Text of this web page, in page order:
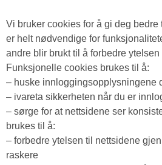
Vi bruker cookies for å gi deg
er helt nødvendige for
andre blir brukt til å forbedre
Funksjonelle cookies brukes til å:
– huske innloggingsopplysningene
– ivareta sikkerheten når du er
– sørge for at nettsidene ser
brukes til å:
– forbedre ytelsen til nettsidene
raskere